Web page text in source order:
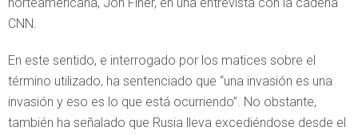
CNN.
En este sentido, e interrogado por los matices sobre el
término utilizado, ha sentenciado que “una invasión es una
invasión y eso es lo que está ocurriendo”. No obstante,
también ha señalado que Rusia lleva excediéndose desde el